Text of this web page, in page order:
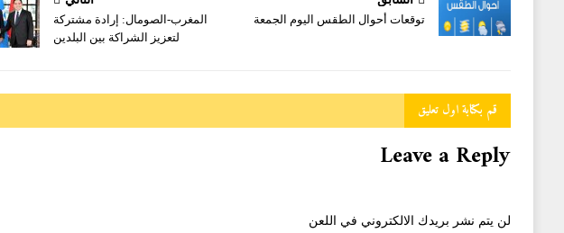
توقعات أحوال الطقس اليوم الجمعة
المغرب-الصومال: إرادة مشتركة
لتعزيز الشراكة بين البلدين
قم بكتابة اول تعليق
Leave a Reply
لن يتم نشر بريدك الالكتروني في اللعن